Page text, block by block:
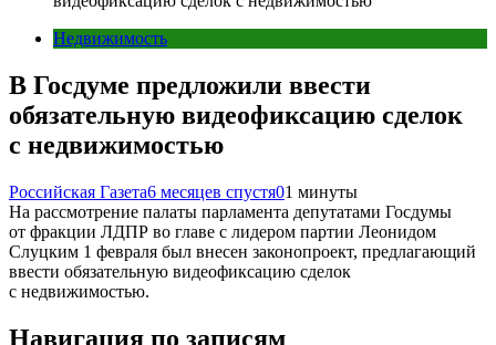
Недвижимость
В Госдуме предложили ввести
обязательную видеофиксацию сделок
с недвижимостью
Российская Газета6 месяцев спустя01 минуты
На рассмотрение палаты парламента депутатами Госдумы
от фракции ЛДПР во главе с лидером партии Леонидом
Слуцким 1 февраля был внесен законопроект, предлагающий
ввести обязательную видеофиксацию сделок
с недвижимостью.
Навигация по записям